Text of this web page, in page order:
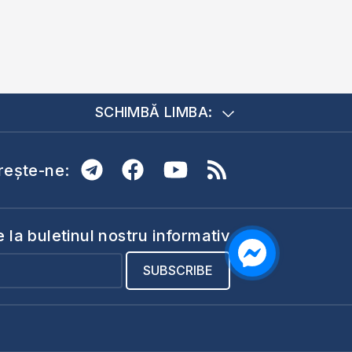
SCHIMBĂ LIMBA:
ne:
la buletinul nostru informativ